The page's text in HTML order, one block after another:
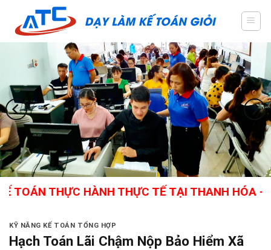
content
THỰC HÀNH THỰC TẾ TẠI THANH HÓA - GIÁO
KỸ NĂNG KẾ TOÁN TỔNG HỢP
Hạch Toán Lãi Chậm Nộp Bảo Hiểm Xã